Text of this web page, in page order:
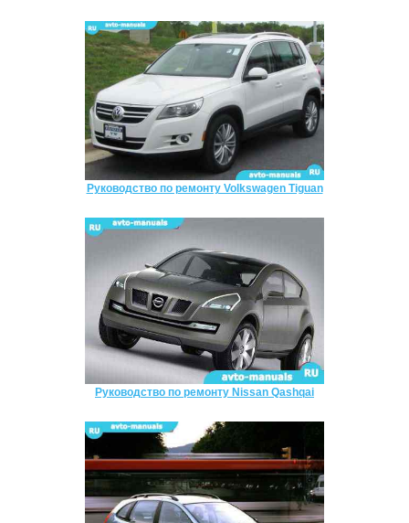
Руководство по ремонту Volkswagen Tiguan
Руководство по ремонту Nissan Qashqai